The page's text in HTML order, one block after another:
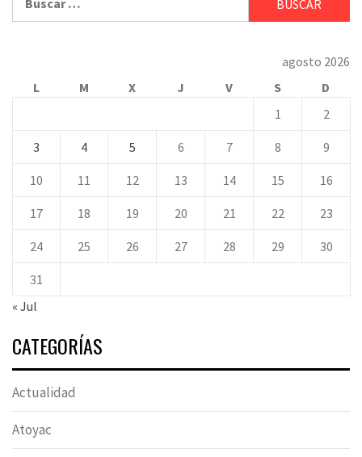
agosto 2026
L
M X J V S
D
1
2
3 4 5 6 7 8 9
10 11 12 13 14 15 16
17 18 19 20 21 22 23
24 25 26 27 28 29 30
31
« Jul
CATEGORÍAS
Actualidad
Atoyac